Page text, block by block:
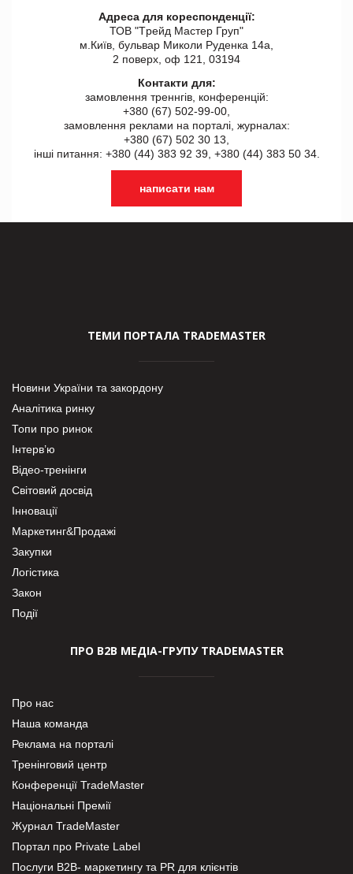
Адреса для кореспонденції:
ТОВ "Tрейд Мастер Груп"
м.Київ, бульвар Миколи Руденка 14а,
2 поверх, оф 121, 03194
Контакти для:
замовлення треннгів, конференцій:
+380 (67) 502-99-00,
замовлення реклами на порталі, журналах:
+380 (67) 502 30 13,
інші питання: +380 (44) 383 92 39, +380 (44) 383 50 34.
написати нам
ТЕМИ ПОРТАЛА TRADEMASTER
Новини України та закордону
Аналітика ринку
Топи про ринок
Інтерв’ю
Відео-тренінги
Світовий досвід
Інновації
Маркетинг&Продажі
Закупки
Логістика
Закон
Події
ПРО В2В МЕДІА-ГРУПУ TRADEMASTER
Про нас
Наша команда
Реклама на порталі
Тренінговий центр
Конференції TradeMaster
Національні Премії
Журнал TradeMaster
Портал про Private Label
Послуги В2В- маркетингу та PR для клієнтів